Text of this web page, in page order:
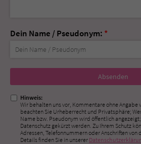
Dein Name / Pseudonym: *
Nicht
ausfüllen!
Hinweis:
Wir behalten uns vor, Kommentare ohne Angabe
beachten Sie Urheberrecht und Privatsphäre;
Name bzw. Pseudonym wird öffentlich
Datenschutz gekürzt werden. Zu Ihrem Schutz
Adressen, Telefonnummern oder Anschriften
Details finden Sie in unserer